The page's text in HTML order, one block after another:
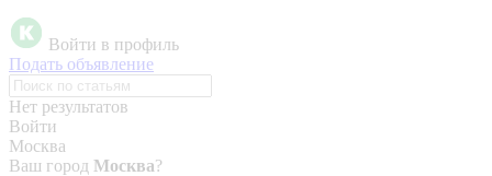
Войти в профиль
Подать объявление
Нет результатов
Войти
Москва
Ваш город Москва?